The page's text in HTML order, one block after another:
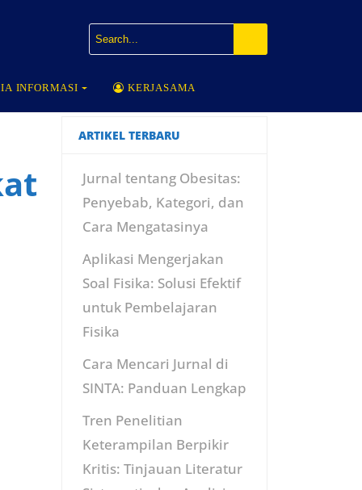
INFORMASI KERJASAMA
ARTIKEL TERBARU
Jurnal tentang Obesitas:
Penyebab, Kategori, dan
Cara Mengatasinya
Aplikasi Mengerjakan
Soal Fisika: Solusi Efektif
untuk Pembelajaran
Fisika
Cara Mencari Jurnal di
SINTA: Panduan Lengkap
Tren Penelitian
Keterampilan Berpikir
Kritis: Tinjauan Literatur